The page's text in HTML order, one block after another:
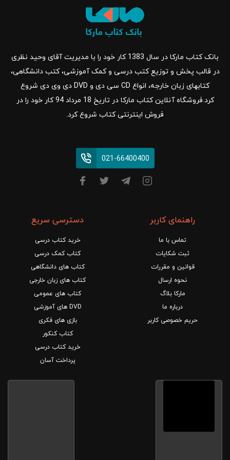
بانک کتاب مارکا در سال 1383 کار خود را با مدیریت آقای وحید نظری
در قالب پخش و توزیع کتب درسی و کمک آموزشی، کتب دانشگاهی،
کتابهای زبان خارجه، انواع CD سی دی و DVD دی وی دی شروع
کرد.فروشگاه آنلاین کتاب مارکا در تاریخ 18 مرداد 94 کار خود را در
فروش اینترنتی کتاب شروع کرد.
021-66400400
راهنمای کاربر
تماس با ما
ثبت شکایات
قوانین و مقررات
نحوه ارسال
مارکا بلاگ
درباره ما
حریم خصوصی کاربر
دسترسی سریع
خرید کتاب درسی
کتاب کمک درسی
کتاب های دانشگاهی
کتاب های زبان خارجی
کتاب های عمومی
DVD های آموزشی
بازی های فکری
کتاب کنکور
خرید کتاب درسی
پرداخت آسان